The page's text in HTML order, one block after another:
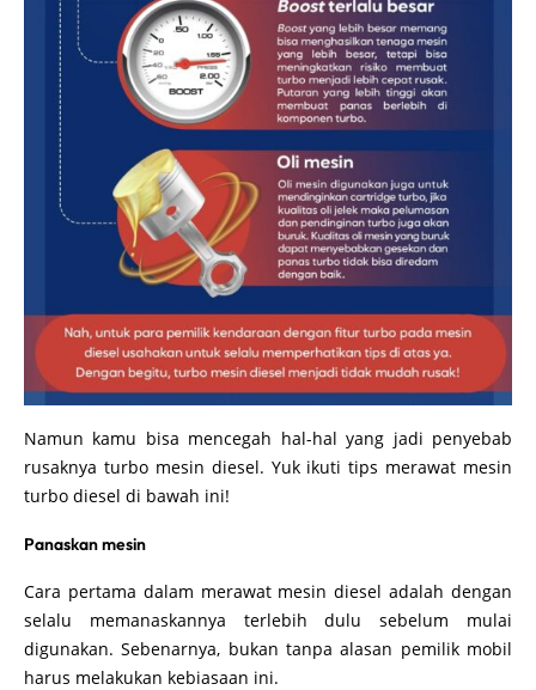
Namun kamu bisa mencegah hal-hal yang jadi penyebab
rusaknya turbo mesin diesel. Yuk ikuti tips merawat mesin
turbo diesel di bawah ini!
Panaskan mesin
Cara pertama dalam merawat mesin diesel adalah dengan
selalu memanaskannya terlebih dulu sebelum mulai
digunakan. Sebenarnya, bukan tanpa alasan pemilik mobil
harus melakukan kebiasaan ini.